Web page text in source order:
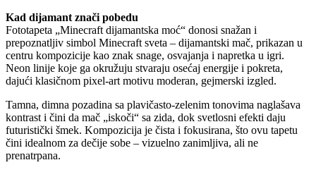
Kad dijamant znači pobedu
Fototapeta „Minecraft dijamantska moć“ donosi snažan i
prepoznatljiv simbol Minecraft sveta – dijamantski mač, prikazan u
centru kompozicije kao znak snage, osvajanja i napretka u igri.
Neon linije koje ga okružuju stvaraju osećaj energije i pokreta,
dajući klasičnom pixel-art motivu moderan, gejmerski izgled.
Tamna, dimna pozadina sa plavičasto-zelenim tonovima naglašava
kontrast i čini da mač „iskoči“ sa zida, dok svetlosni efekti daju
futuristički šmek. Kompozicija je čista i fokusirana, što ovu tapetu
čini idealnom za dečije sobe – vizuelno zanimljiva, ali ne
prenatrpana.